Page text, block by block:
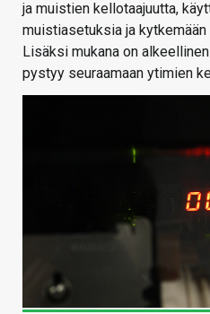
ja muistien kellotaajuutta,
muistiasetuksia ja
Lisäksi mukana on
pystyy seuraamaan ytimien